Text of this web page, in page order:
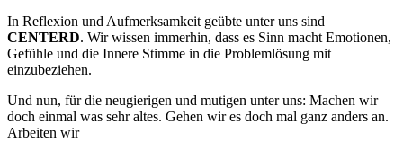
In Reflexion und Aufmerksamkeit geübte unter uns sind
CENTERD. Wir wissen immerhin, dass es Sinn macht Emotionen,
Gefühle und die Innere Stimme in die Problemlösung mit
einzubeziehen.
Und nun, für die neugierigen und mutigen unter uns: Machen wir
doch einmal was sehr altes. Gehen wir es doch mal ganz anders an.
Arbeiten wir